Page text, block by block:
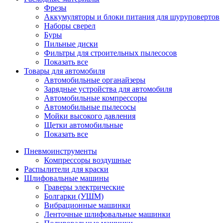
Фрезы
Аккумуляторы и блоки питания для шуруповертов
Наборы сверел
Буры
Пильные диски
Фильтры для строительных пылесосов
Показать все
Товары для автомобиля
Автомобильные органайзеры
Зарядные устройства для автомобиля
Автомобильные компрессоры
Автомобильные пылесосы
Мойки высокого давления
Щетки автомобильные
Показать все
Пневмоинструменты
Компрессоры воздушные
Распылители для краски
Шлифовальные машины
Граверы электрические
Болгарки (УШМ)
Вибрационные машинки
Ленточные шлифовальные машинки